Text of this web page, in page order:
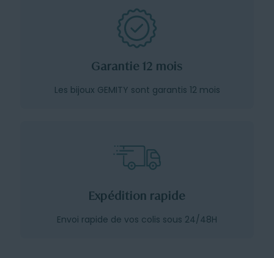
Garantie 12 mois
Les bijoux GEMITY sont garantis 12 mois
Expédition rapide
Envoi rapide de vos colis sous 24/48H